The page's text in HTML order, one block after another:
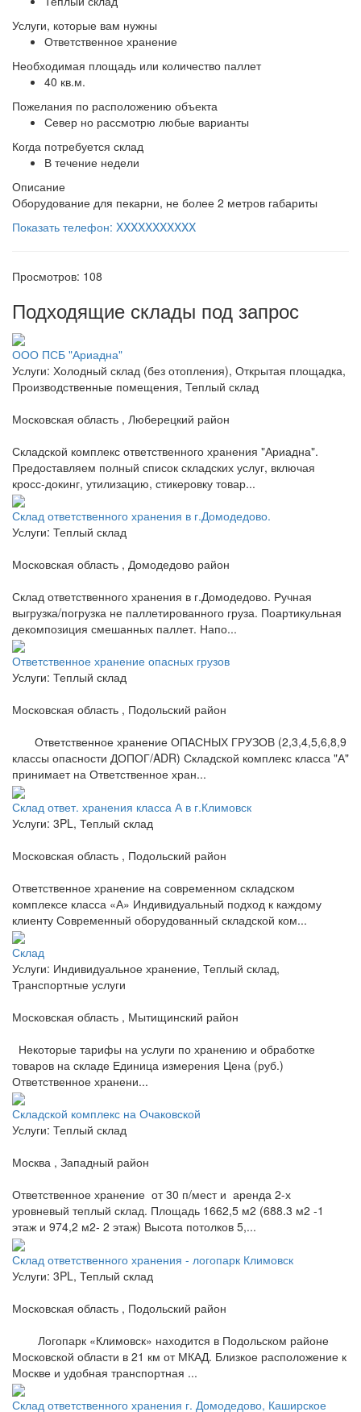
Услуги, которые вам нужны
Ответственное хранение
Необходимая площадь или количество паллет
40 кв.м.
Пожелания по расположению объекта
Север но рассмотрю любые варианты
Когда потребуется склад
В течение недели
Описание
Оборудование для пекарни, не более 2 метров габариты
Показать телефон: XXXXXXXXXXX
Просмотров: 108
Подходящие склады под запрос
ООО ПСБ "Ариадна"
Услуги: Холодный склад (без отопления), Открытая площадка,
Производственные помещения, Теплый склад
Московская область , Люберецкий район
Складской комплекс ответственного хранения "Ариадна".
Предоставляем полный список складских услуг, включая
кросс-докинг, утилизацию, стикеровку товар...
Склад ответственного хранения в г.Домодедово.
Услуги: Теплый склад
Московская область , Домодедово район
Склад ответственного хранения в г.Домодедово. Ручная
выгрузка/погрузка не паллетированного груза. Поартикульная
декомпозиция смешанных паллет. Напо...
Ответственное хранение опасных грузов
Услуги: Теплый склад
Московская область , Подольский район
Ответственное хранение ОПАСНЫХ ГРУЗОВ (2,3,4,5,6,8,9
классы опасности ДОПОГ/ADR) Складской комплекс класса "А"
принимает на Ответственное хран...
Склад ответ. хранения класса А в г.Климовск
Услуги: 3PL, Теплый склад
Московская область , Подольский район
Ответственное хранение на современном складском
комплексе класса «А» Индивидуальный подход к каждому
клиенту Современный оборудованный складской ком...
Склад
Услуги: Индивидуальное хранение, Теплый склад,
Транспортные услуги
Московская область , Мытищинский район
Некоторые тарифы на услуги по хранению и обработке
товаров на складе Единица измерения Цена (руб.)
Ответственное хранени...
Складской комплекс на Очаковской
Услуги: Теплый склад
Москва , Западный район
Ответственное хранение от 30 п/мест и аренда 2-х
уровневый теплый склад. Площадь 1662,5 м2 (688.3 м2 -1
этаж и 974,2 м2- 2 этаж) Высота потолков 5,...
Склад ответственного хранения - логопарк Климовск
Услуги: 3PL, Теплый склад
Московская область , Подольский район
Логопарк «Климовск» находится в Подольском районе
Московской области в 21 км от МКАД. Близкое расположение к
Москве и удобная транспортная ...
Склад ответственного хранения г. Домодедово, Каширское